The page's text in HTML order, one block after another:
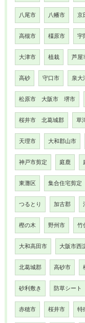
八尾市 八幡市 京
高槻市 橿原市 宇
大津市 植栽 芦屋
高砂 守口市 泉大
松原市 大阪市 堺市
桜井市 北葛城郡 草
天理市 大和郡山市
神戸市剪定 庭鹿
東灘区 集合住宅剪定
つるとり 加古郡
樫の木 野州市 竹
大和高田市 大阪市西
北葛城郡 高砂市
砂利敷き 防草シート
赤穂市 桜井市 特